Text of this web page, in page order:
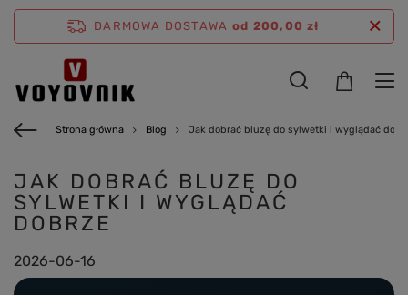
DARMOWA DOSTAWA od 200,00 zł
Strona główna Blog Jak dobrać bluzę do sylwetki i wyglądać
JAK DOBRAĆ BLUZĘ DO
SYLWETKI I WYGLĄDAĆ
DOBRZE
2026-06-16